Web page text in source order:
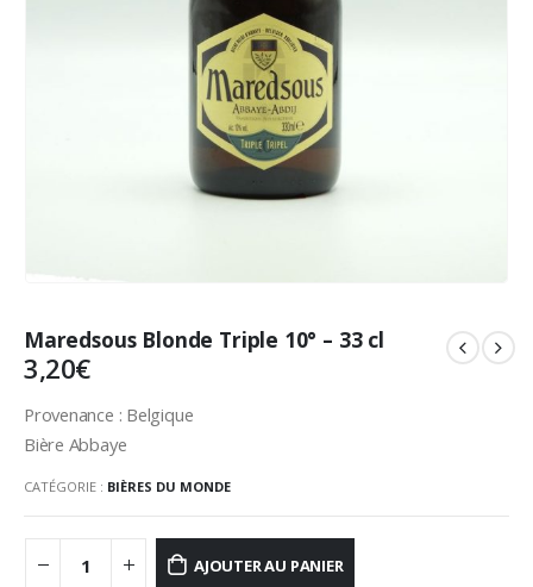
Maredsous Blonde Triple 10° – 33 cl
3,20€
Provenance : Belgique
Bière Abbaye
CATÉGORIE : BIÈRES DU MONDE
AJOUTER AU PANIER